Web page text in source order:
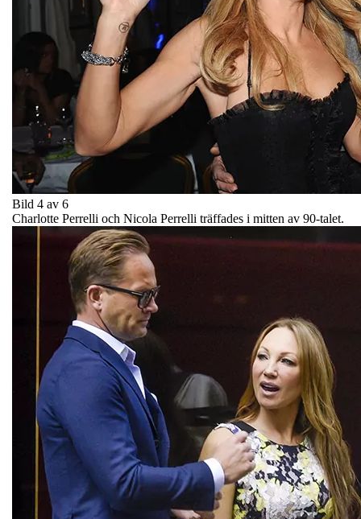
Bild 4 av 6
Charlotte Perrelli och Nicola Perrelli träffades i mitten av 90-talet.